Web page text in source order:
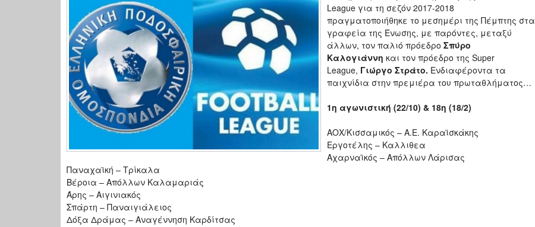
League για τη σεζόν 2017-2018
πραγματοποιήθηκε το μεσημέρι της Πέμπτης στα
γραφεία της Ένωσης, με παρόντες, μεταξύ
άλλων, τον παλιό πρόεδρο Σπύρο
Καλογιάννη και τον πρόεδρο της Super
League, Γιώργο Στράτο. Ενδιαφέροντα τα
παιχνίδια στην πρεμιέρα του πρωταθλήματος…
1η αγωνιστική (22/10) & 18η (18/2)
ΑΟΧ/Κισσαμικός – Α.Ε. Καραϊσκάκης
Εργοτέλης – Καλλιθεα
Αχαρναϊκός – Απόλλων Λάρισας
Παναχαϊκή – Τρίκαλα
Βέροια – Απόλλων Καλαμαριάς
Άρης – Αιγινιακός
Σπάρτη – Παναιγιάλειος
Δόξα Δράμας – Αναγέννηση Καρδίτσας